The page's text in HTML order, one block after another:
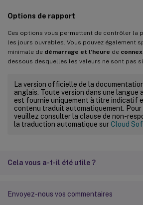
Options de rapport
Ces options vous permettent de contrôler la
les jours ouvrables. Vous pouvez également
minimale de démarrage et l’heure de
dessous desquelles les valeurs ne sont pas
La version officielle de la
anglais. Toute version dans une langue
est fournie uniquement à titre indicatif
contenu traduit automatiquement. Pour
veuillez consulter la clause de non-
la traduction automatique surCloud
Cela vous a-t-il été utile ?
Envoyez-nous vos commentaires